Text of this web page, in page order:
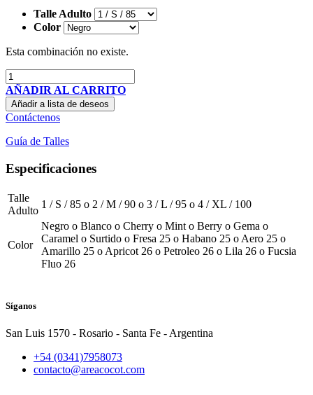
Talle Adulto
Color
Esta combinación no existe.
AÑADIR AL CARRITO
Añadir a lista de deseos
Contáctenos
Guía de Talles
Especificaciones
Talle
Adulto
1 / S / 85 o 2 / M / 90 o 3 / L / 95 o 4 / XL / 100
Color
Negro o Blanco o Cherry o Mint o Berry o Gema o
Caramel o Surtido o Fresa 25 o Habano 25 o Aero 25 o
Amarillo 25 o Apricot 26 o Petroleo 26 o Lila 26 o Fucsia
Fluo 26
Síganos
San Luis 1570 - Rosario - Santa Fe - Argentina
+54 (0341)7958073
contacto@areacocot.com